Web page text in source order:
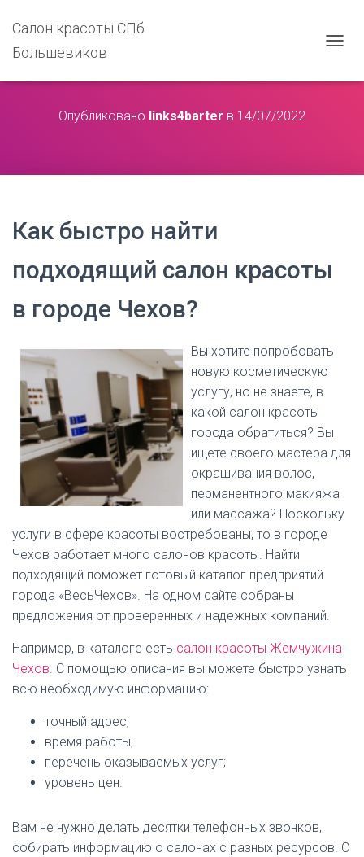
Салон красоты СПб
Большевиков
Р
И
Опубликовано links4barter в 14/07/2022
Как быстро найти
подходящий салон красоты
в городе Чехов?
Вы хотите попробовать
новую косметическую
услугу, но не знаете, в
какой салон красоты
города обратиться? Вы
ищете своего мастера для
окрашивания волос,
перманентного макияжа
или массажа? Поскольку
услуги в сфере красоты востребованы, то в городе
Чехов работает много салонов красоты. Найти
подходящий поможет готовый каталог предприятий
города «ВесьЧехов». На одном сайте собраны
предложения от проверенных и надежных компаний.
Например, в каталоге есть салон красоты Жемчужина
Чехов. С помощью описания вы можете быстро узнать
всю необходимую информацию:
точный адрес;
время работы;
перечень оказываемых услуг;
уровень цен.
Вам не нужно делать десятки телефонных звонков,
собирать информацию о салонах с разных ресурсов. С